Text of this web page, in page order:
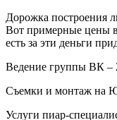
Дорожка построения
Вот примерные цены
есть за эти деньги
Ведение группы ВК –
Съемки и монтаж на
Услуги пиар-